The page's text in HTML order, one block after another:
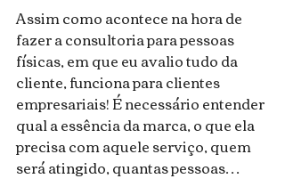
Assim como acontece na hora de
fazer a consultoria para pessoas
físicas, em que eu avalio tudo da
cliente, funciona para clientes
empresariais! É necessário entender
qual a essência da marca, o que ela
precisa com aquele serviço, quem
será atingido, quantas pessoas…